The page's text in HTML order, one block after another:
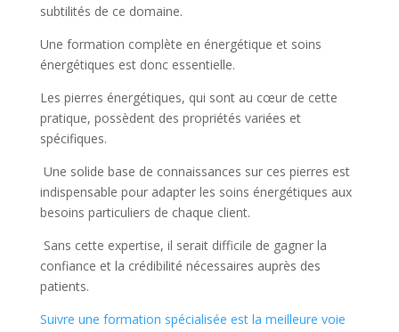
subtilités de ce domaine.
Une formation complète en énergétique et soins
énergétiques est donc essentielle.
Les pierres énergétiques, qui sont au cœur de cette
pratique, possèdent des propriétés variées et
spécifiques.
Une solide base de connaissances sur ces pierres est
indispensable pour adapter les soins énergétiques aux
besoins particuliers de chaque client.
Sans cette expertise, il serait difficile de gagner la
confiance et la crédibilité nécessaires auprès des
patients.
Suivre une formation spécialisée est la meilleure voie